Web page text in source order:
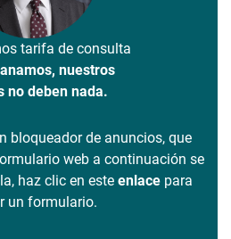
tarifa de consulta
nuestros
no deben nada.
bloqueador de anuncios, que
web a continuación se
haz clic en este enlacepara
un formulario.